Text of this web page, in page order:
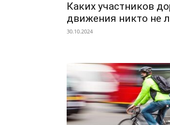
Каких участников
движения никто не
30.10.2024